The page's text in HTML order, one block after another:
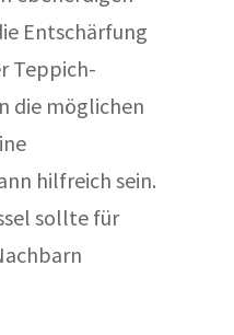
Entschärfung
Teppich-
die möglichen
hilfreich sein.
sollte für